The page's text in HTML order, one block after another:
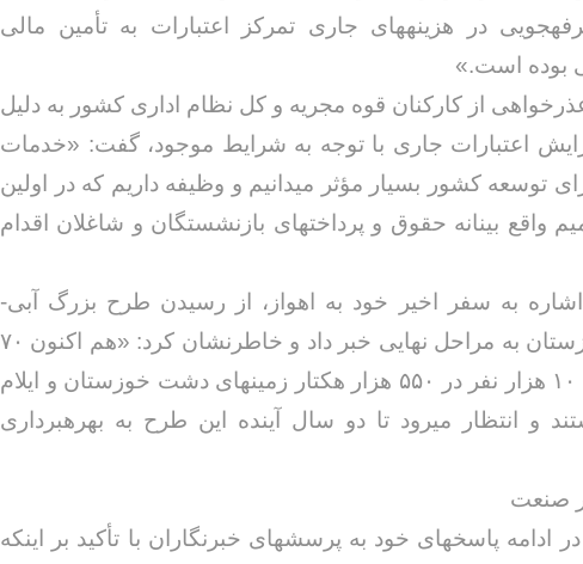
در هزینههای جاری تمرکز اعتبارات به تأمین مالی
بوده است.»
از کارکنان قوه مجریه و کل نظام اداری کشور به دلیل
اعتبارات جاری با توجه به شرایط موجود، گفت: «خدمات
توسعه کشور بسیار مؤثر میدانیم و وظیفه داریم که در اولین
واقع بینانه حقوق و پرداختهای بازنشستگان و شاغلان اقدام
اشاره به سفر اخیر خود به اهواز، از رسیدن طرح بزرگ آبی-
خاکی دشت خوزستان به مراحل نهایی خبر داد و خاطرنشان کرد: «هم اکنون ۷۰
شرکت ایرانی با ۱۰ هزار نفر در ۵۵۰ هزار هکتار زمینهای دشت خوزستان و ایلام
و انتظار میرود تا دو سال آینده این طرح به بهرهبرداری
صنعت
پاسخهای خود به پرسشهای خبرنگاران با تأکید بر اینکه